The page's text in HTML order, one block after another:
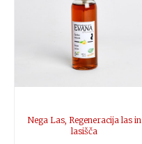
Nega Las, Regeneracija las in
lasišča